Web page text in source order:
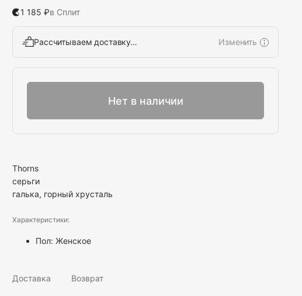
1 185 ₽в Сплит
Рассчитываем доставку… Изменить
Нет в наличии
Thorns
серьги
галька, горный хрусталь
Характеристики:
Пол: Женское
Доставка Возврат